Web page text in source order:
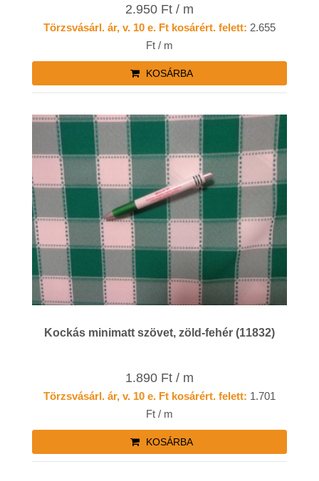
2.950 Ft / m
Törzsvásárl. ár, v. 10 e. Ft kosárért. felett: 2.655
Ft / m
KOSÁRBA
Kockás minimatt szövet, zöld-fehér (11832)
1.890 Ft / m
Törzsvásárl. ár, v. 10 e. Ft kosárért. felett: 1.701
Ft / m
KOSÁRBA